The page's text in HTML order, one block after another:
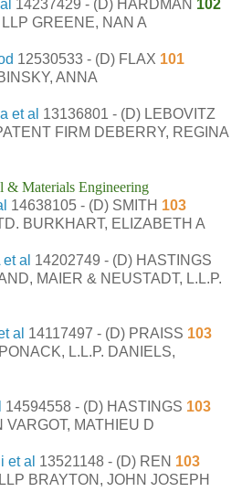
14237429 - (D) HARDMAN 102
GREENE, NAN A
12530533 - (D) FLAX 101
ANNA
et al 13136801 - (D) LEBOVITZ
FIRM DEBERRY, REGINA
& Materials Engineering
14638105 - (D) SMITH 103
BURKHART, ELIZABETH A
al 14202749 - (D) HASTINGS
MAIER & NEUSTADT, L.L.P.
al 14117497 - (D) PRAISS 103
L.L.P. DANIELS,
14594558 - (D) HASTINGS 103
MATHIEU D
et al 13521148 - (D) REN 103
BRAYTON, JOHN JOSEPH